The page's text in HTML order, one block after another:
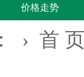
价格走势
› 首